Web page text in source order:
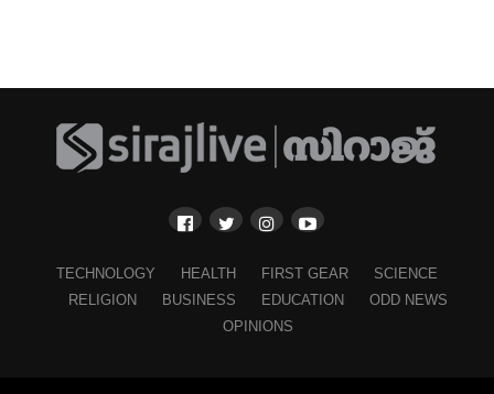
TECHNOLOGY HEALTH FIRST GEAR
SCIENCE
RELIGION
BUSINESS EDUCATION
ODD NEWS
OPINIONS